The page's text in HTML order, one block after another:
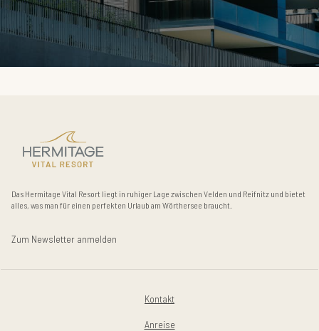
Das Hermitage Vital Resort liegt in ruhiger Lage zwischen Velden und Reifnitz und bietet
alles, was man für einen perfekten Urlaub am Wörthersee braucht.
Zum Newsletter anmelden
Kontakt
Anreise